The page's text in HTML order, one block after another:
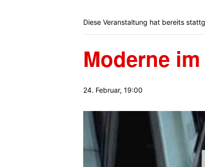
Diese Veranstaltung hat bereits
Moderne
24. Februar, 19:00